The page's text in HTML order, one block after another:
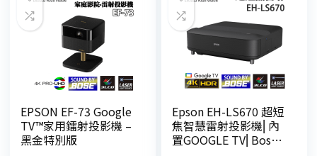
EPSON EF-73 Google
TV™家用鐳射投影機 –
黑金特別版
Epson EH-LS670 超短
焦智慧雷射投影機⎜內
置GOOGLE TV⎜Bose